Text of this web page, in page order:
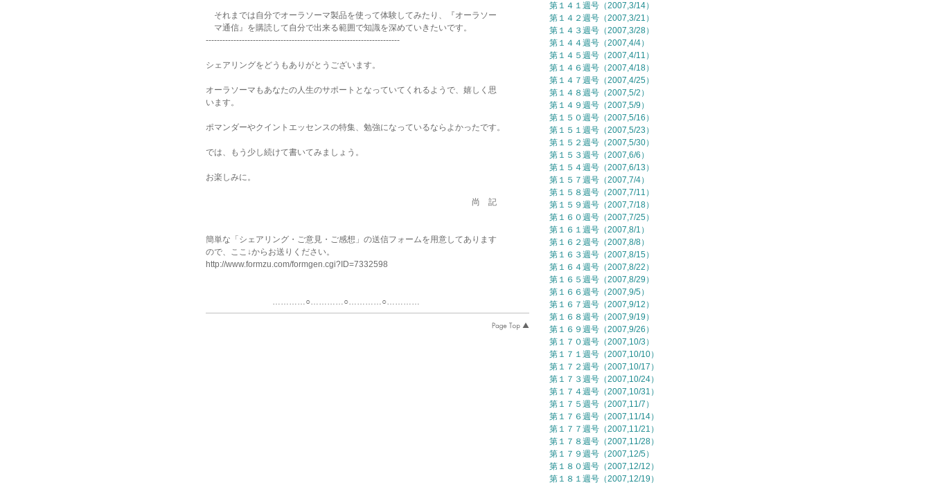
それまでは自分でオーラソーマ製品を使って体験してみたり、『オーラソー
マ通信』を購読して自分で出来る範囲で知識を深めていきたいです。
----------------------------------------------------------------------
シェアリングをどうもありがとうございます。
オーラソーマもあなたの人生のサポートとなっていてくれるようで、嬉しく思
います。
ポマンダーやクイントエッセンスの特集、勉強になっているならよかったです。
では、もう少し続けて書いてみましょう。
お楽しみに。
尚 記
簡単な「シェアリング・ご意見・ご感想」の送信フォームを用意してあります
ので、ここ↓からお送りください。
http://www.formzu.com/formgen.cgi?ID=7332598
…………○…………○…………○…………
第１４１週号（2007,3/14）
第１４２週号（2007,3/21）
第１４３週号（2007,3/28）
第１４４週号（2007,4/4）
第１４５週号（2007,4/11）
第１４６週号（2007,4/18）
第１４７週号（2007,4/25）
第１４８週号（2007,5/2）
第１４９週号（2007,5/9）
第１５０週号（2007,5/16）
第１５１週号（2007,5/23）
第１５２週号（2007,5/30）
第１５３週号（2007,6/6）
第１５４週号（2007,6/13）
第１５７週号（2007,7/4）
第１５８週号（2007,7/11）
第１５９週号（2007,7/18）
第１６０週号（2007,7/25）
第１６１週号（2007,8/1）
第１６２週号（2007,8/8）
第１６３週号（2007,8/15）
第１６４週号（2007,8/22）
第１６５週号（2007,8/29）
第１６６週号（2007,9/5）
第１６７週号（2007,9/12）
第１６８週号（2007,9/19）
第１６９週号（2007,9/26）
第１７０週号（2007,10/3）
第１７１週号（2007,10/10）
第１７２週号（2007,10/17）
第１７３週号（2007,10/24）
第１７４週号（2007,10/31）
第１７５週号（2007,11/7）
第１７６週号（2007,11/14）
第１７７週号（2007,11/21）
第１７８週号（2007,11/28）
第１７９週号（2007,12/5）
第１８０週号（2007,12/12）
第１８１週号（2007,12/19）